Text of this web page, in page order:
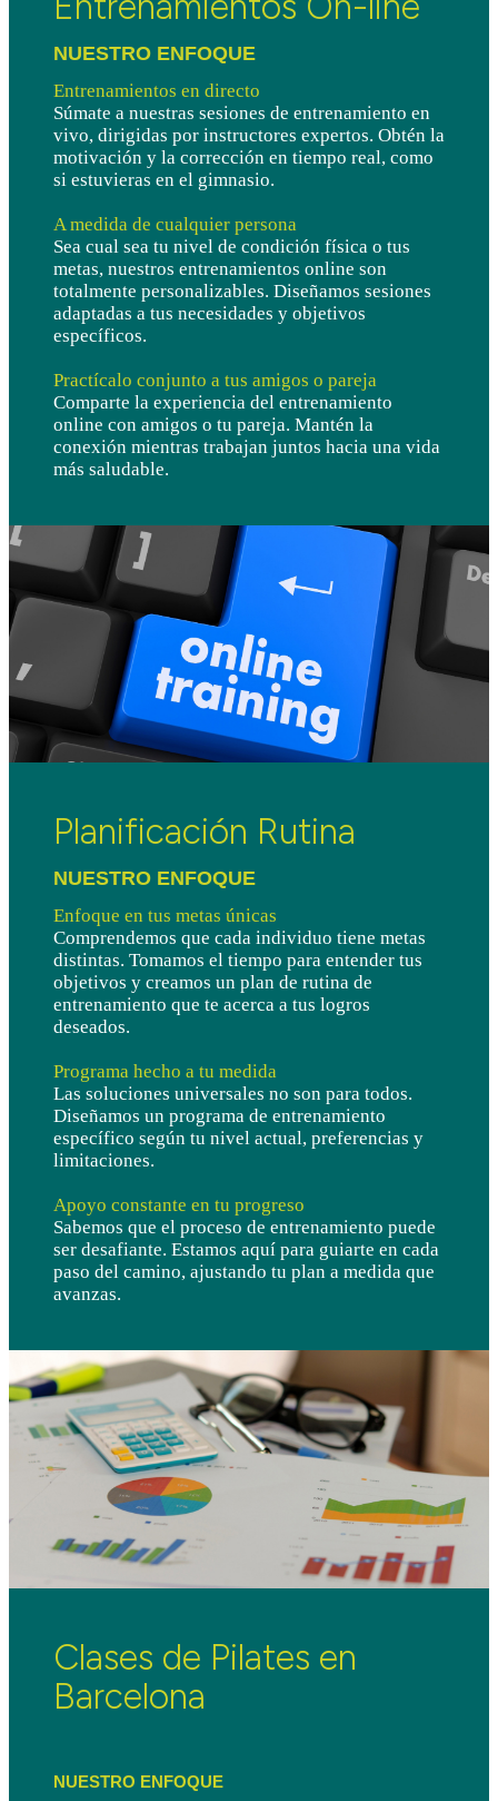
NUESTRO ENFOQUE
Entrenamientos en directo
Súmate a nuestras sesiones de entrenamiento en
vivo, dirigidas por instructores expertos. Obtén la
motivación y la corrección en tiempo real, como
si estuvieras en el gimnasio.
A medida de cualquier persona
Sea cual sea tu nivel de condición física o tus
metas, nuestros entrenamientos online son
totalmente personalizables. Diseñamos sesiones
adaptadas a tus necesidades y objetivos
específicos.
Practícalo conjunto a tus amigos o pareja
Comparte la experiencia del entrenamiento
online con amigos o tu pareja. Mantén la
conexión mientras trabajan juntos hacia una vida
más saludable.
Planificación Rutina
NUESTRO ENFOQUE
Enfoque en tus metas únicas
Comprendemos que cada individuo tiene metas
distintas. Tomamos el tiempo para entender tus
objetivos y creamos un plan de rutina de
entrenamiento que te acerca a tus logros
deseados.
Programa hecho a tu medida
Las soluciones universales no son para todos.
Diseñamos un programa de entrenamiento
específico según tu nivel actual, preferencias y
limitaciones.
Apoyo constante en tu progreso
Sabemos que el proceso de entrenamiento puede
ser desafiante. Estamos aquí para guiarte en cada
paso del camino, ajustando tu plan a medida que
avanzas.
Clases de Pilates en
Barcelona
NUESTRO ENFOQUE